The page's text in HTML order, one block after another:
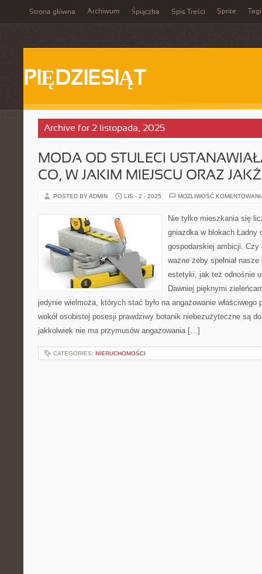
Strona główna Archiwum Śpiączka Spis Treści Sprite Tagi
PIĘDZIESIĄT
Archive for 2 listopada, 2025
MODA OD STULECI
CO, W JAKIM MIEJSCU ORAZ
POSTED BY ADMIN LIS - 2 - 2025 MOŻLIWOŚĆ
Nie tylko mieszkania się
gniazdka w blokach Ładny
gospodarskiej ambicji.
ważne żeby spełniał
estetyki, jak też odnośnie
Dawniej pięknymi
jedynie wielmoża, których stać było na angażowanie
wokół osobistej posesji prawdziwy botanik niebezużyteczne są
jakkolwiek nie ma przymusów angażowania […]
CATEGORIES: NIERUCHOMOŚCI